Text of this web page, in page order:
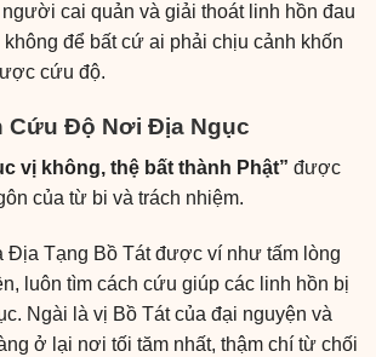
cai quản và giải thoát linh hồn đau
để bất cứ ai phải chịu cảnh khốn
cứu độ.
Cứu Độ Nơi Địa Ngục
vị không, thệ bất thành Phật” được
của từ bi và trách nhiệm.
Địa Tạng Bồ Tát được ví như tấm lòng
, luôn tìm cách cứu giúp các linh hồn bị
Ngài là vị Bồ Tát của đại nguyện và
ở lại nơi tối tăm nhất, thậm chí từ chối